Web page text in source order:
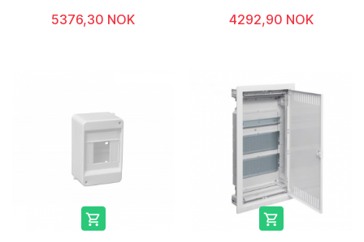
5376,30 NOK 4292,90 NOK
 